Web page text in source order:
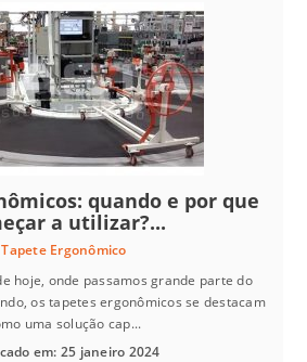
quando e por que
a utilizar?...
Tapete Ergonômico
hoje, onde passamos grande parte do
os tapetes ergonômicos se destacam
uma solução cap...
em: 25 janeiro 2024